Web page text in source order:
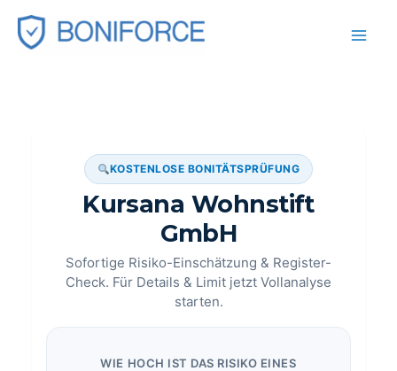
Zum
Inhalt
KOSTENLOSE BONITÄTSPRÜFUNG
Kursana Wohnstift
GmbH
Sofortige Risiko-Einschätzung & Register-
Check. Für Details & Limit jetzt Vollanalyse
starten.
WIE HOCH IST DAS RISIKO EINES